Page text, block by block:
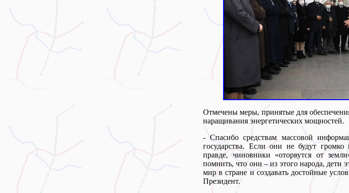
Отмечены меры, принятые для
наращивания энергетических мощностей.
- Спасибо средствам массовой
государства. Если они не будут громко
правде, чиновники «оторвутся от
помнить, что они – из этого народа,
мир в стране и создавать достойные
Президент.